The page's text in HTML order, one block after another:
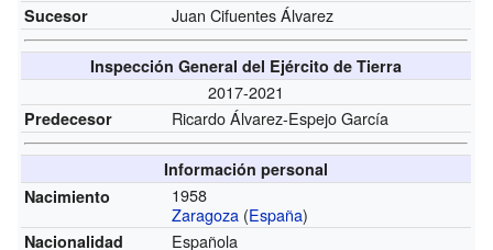
Sucesor Juan Cifuentes Álvarez
Inspección General del Ejército de Tierra
2017-2021
Predecesor Ricardo Álvarez-Espejo García
Información personal
Nacimiento
1958
Zaragoza (España)
Nacionalidad Española